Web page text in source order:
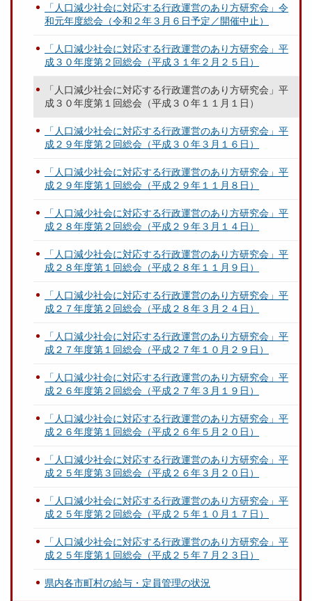
「人口減少社会に対応する行政運営のあり方研究会」令
和元年度総会（令和２年３月６日予定／開催中止）
「人口減少社会に対応する行政運営のあり方研究会」平
成３０年度第２回総会（平成３１年２月２５日）
「人口減少社会に対応する行政運営のあり方研究会」平
成３０年度第１回総会（平成３０年１１月１日）
「人口減少社会に対応する行政運営のあり方研究会」平
成２９年度第２回総会（平成３０年３月１６日）
「人口減少社会に対応する行政運営のあり方研究会」平
成２９年度第１回総会（平成２９年１１月８日）
「人口減少社会に対応する行政運営のあり方研究会」平
成２８年度第２回総会（平成２９年３月１４日）
「人口減少社会に対応する行政運営のあり方研究会」平
成２８年度第１回総会（平成２８年１１月９日）
「人口減少社会に対応する行政運営のあり方研究会」平
成２７年度第２回総会（平成２８年３月２４日）
「人口減少社会に対応する行政運営のあり方研究会」平
成２７年度第１回総会（平成２７年１０月２９日）
「人口減少社会に対応する行政運営のあり方研究会」平
成２６年度第２回総会（平成２７年３月１９日）
「人口減少社会に対応する行政運営のあり方研究会」平
成２６年度第１回総会（平成２６年５月２０日）
「人口減少社会に対応する行政運営のあり方研究会」平
成２５年度第３回総会（平成２６年３月２０日）
「人口減少社会に対応する行政運営のあり方研究会」平
成２５年度第２回総会（平成２５年１０月１７日）
「人口減少社会に対応する行政運営のあり方研究会」平
成２５年度第１回総会（平成２５年７月２３日）
県内各市町村の給与・定員管理の状況